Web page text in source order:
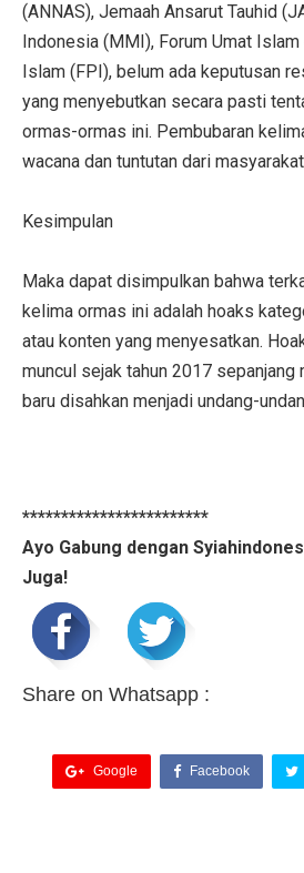
(ANNAS), Jemaah Ansarut Tauhid
Indonesia (MMI), Forum Umat
Islam (FPI), belum ada keputusan
yang menyebutkan secara pasti
ormas-ormas ini. Pembubaran
wacana dan tuntutan dari
Kesimpulan
Maka dapat disimpulkan bahwa
kelima ormas ini adalah hoaks
atau konten yang menyesatkan.
muncul sejak tahun 2017 sepanjang
baru disahkan menjadi undang-
************************
Ayo Gabung dengan
Juga!
Share on Whatsapp :
Google Facebook